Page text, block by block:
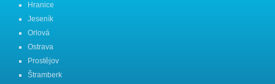
Hranice
Jeseník
Orlová
Ostrava
Prostějov
Štramberk